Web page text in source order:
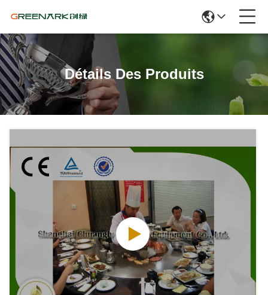
Détails Des Produits